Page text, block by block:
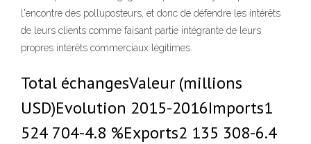
l'encontre des polluposteurs, et donc de défendre les intérêts
de leurs clients comme faisant partie intégrante de leurs
propres intérêts commerciaux légitimes.
Total échangesValeur (millions
USD)Evolution 2015-2016Imports1
524 704-4.8 %Exports2 135 308-6.4